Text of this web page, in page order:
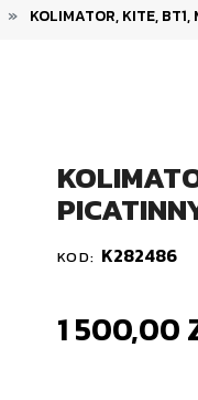
KOLIMATOR, KITE,
KOD: K282486
1 500,00